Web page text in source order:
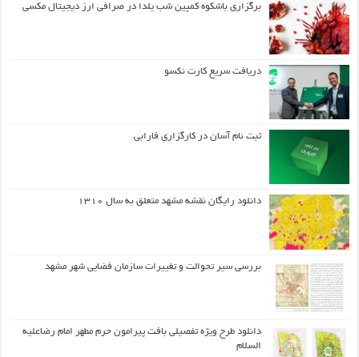
برگزاری باشکوه کمپین شب یلدا در صرافی ارز دیجیتال مکسی
دریافت سریع کارت نکسو
ثبت نام آسان در کارگزاری فارابی
دانلود رایگان نقشه مشهد متعلق به سال ۱۳۱۰
بررسی سیر تحوالت و تغییرات سازمان فضایی شهر مشهد
دانلود طرح ويژه تفصيلي بافت پيرامون حرم مطهر امام رضاعليه
السلام